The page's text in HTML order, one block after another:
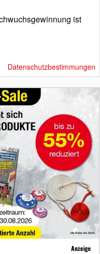
ist
Datenschutzbestimmungen
Anzeige